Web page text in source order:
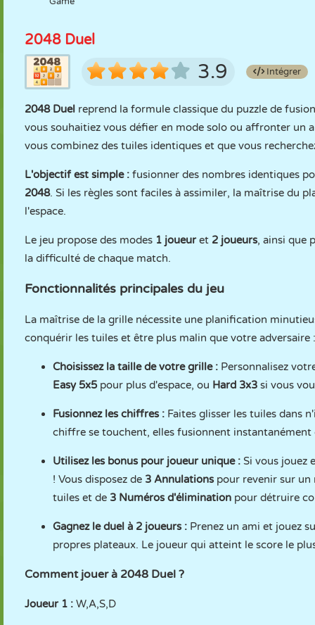
2048 Duel
3.9 Intégrer
2048 Duel reprend la formule classique du puzzle de
vous souhaitiez vous défier en mode solo ou affronter
vous combinez des tuiles identiques et que vous
L'objectif est simple : fusionner des nombres identiques
2048. Si les règles sont faciles à assimiler, la maîtrise du
l'espace.
Le jeu propose des modes 1 joueuret 2 joueurs, ainsi que
la difficulté de chaque match.
Fonctionnalités principales du jeu
La maîtrise de la grille nécessite une planification
conquérir les tuiles et être plus malin que votre adversaire :
Choisissez la taille de votre grille : Personnalisez
Easy 5x5pour plus d'espace, ou Hard 3x3 si vous
Fusionnez les chiffres : Faites glisser les tuiles dans
chiffre se touchent, elles fusionnent
Utilisez les bonus pour joueur unique : Si vous jouez
! Vous disposez de 3 Annulationspour revenir sur un
tuiles et de 3 Numéros d'élimination pour détruire
Gagnez le duel à 2 joueurs : Prenez un ami et jouez
propres plateaux. Le joueur qui atteint le score le
Comment jouer à 2048 Duel ?
Joueur 1 : W,A,S,D